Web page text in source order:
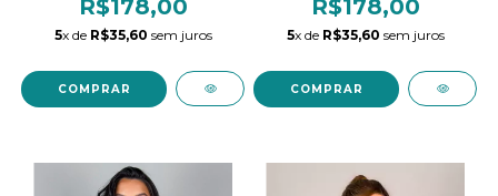
R$178,00
5x de R$35,60 sem juros
COMPRAR
R$178,00
5x de R$35,60 sem juros
COMPRAR